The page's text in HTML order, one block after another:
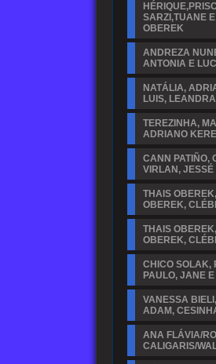
SARZI,TUANE
OBEREK
ANDREZA
ANTONIA E
NATÁLIA,
LUIS,
TEREZINHA,
ADRIANO
CANN PATIÑO,
VIRLAN,
THAIS
OBEREK,
THAIS
OBEREK,
CHICO SOLAK,
PAULO, JANE
VANESSA
ADAM,
ANA FLÁVIA/
CALIGARIS/